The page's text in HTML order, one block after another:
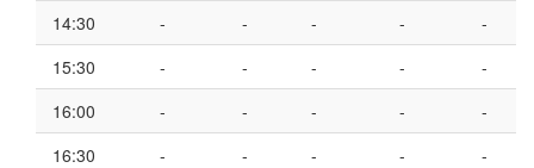
14:30
- - - -
-
15:30
- - - -
-
16:00
- - - -
-
16:30
- - - -
-